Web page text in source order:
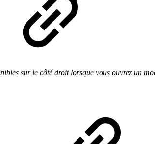
sur le côté droit lorsque vous ouvrez un